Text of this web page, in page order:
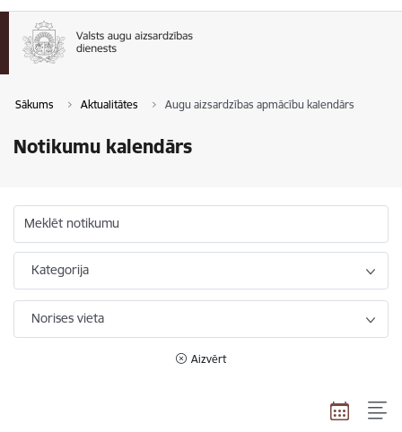
Sākums Aktualitātes Augu aizsardzības apmācību kalendārs
Notikumu kalendārs
Meklēt notikumu
Kategorija
Norises vieta
Aizvērt